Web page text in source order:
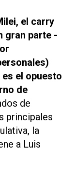
el carry
gran parte -
el opuesto
de
de
principales
la
a Luis